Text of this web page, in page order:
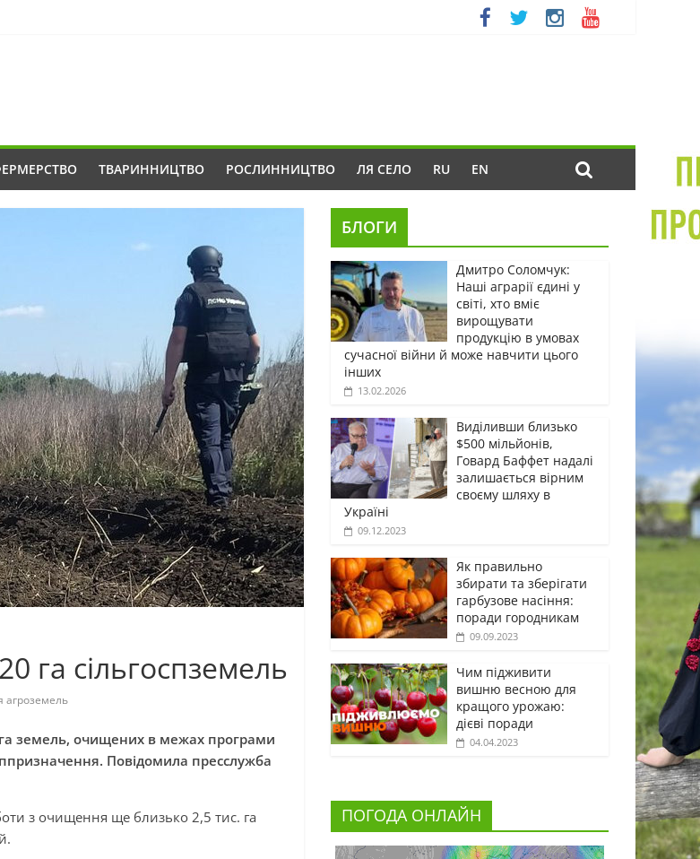
ТВАРИННИЦТВО РОСЛИННИЦТВО ЛЯ СЕЛО RU EN
га сільгоспземель
агроземель
земель, очищених в межах програми
Повідомила пресслужба
з очищення ще близько 2,5 тис. га
БЛОГИ
Дмитро Соломчук:
Наші аграрії єдині у
світі, хто вміє
вирощувати
продукцію в умовах
сучасної війни й може навчити цього
інших
13.02.2026
Виділивши близько
$500 мільйонів,
Говард Баффет надалі
залишається вірним
своєму шляху в
Україні
09.12.2023
Як правильно
збирати та зберігати
гарбузове насіння:
поради городникам
09.09.2023
Чим підживити
вишню весною для
кращого урожаю:
дієві поради
04.04.2023
ПОГОДА ОНЛАЙН